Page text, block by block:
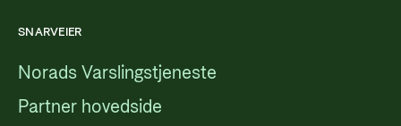
SNARVEIER
Norads Varslingstjeneste
Partner hovedside